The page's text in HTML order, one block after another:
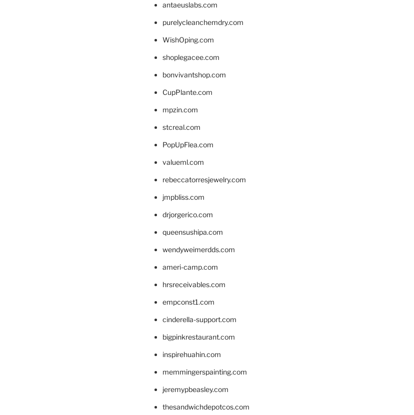
antaeuslabs.com
purelycleanchemdry.com
WishOping.com
shoplegacee.com
bonvivantshop.com
CupPlante.com
mpzin.com
stcreal.com
PopUpFlea.com
valueml.com
rebeccatorresjewelry.com
jmpbliss.com
drjorgerico.com
queensushipa.com
wendyweimerdds.com
ameri-camp.com
hrsreceivables.com
empconst1.com
cinderella-support.com
bigpinkrestaurant.com
inspirehuahin.com
memmingerspainting.com
jeremypbeasley.com
thesandwichdepotcos.com